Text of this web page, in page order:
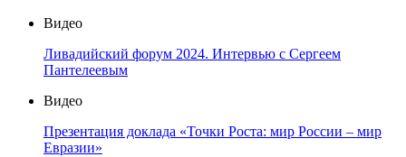
Видео
Ливадийский форум 2024. Интервью с Сергеем
Пантелеевым
Видео
Презентация доклада «Точки Роста: мир России – мир
Евразии»